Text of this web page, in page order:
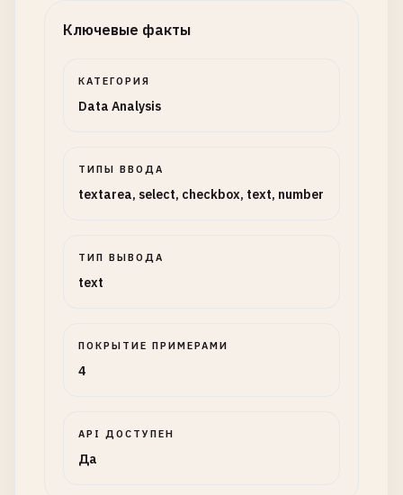
Ключевые факты
КАТЕГОРИЯ
Data Analysis
ТИПЫ ВВОДА
textarea, select, checkbox, text, number
ТИП ВЫВОДА
text
ПОКРЫТИЕ ПРИМЕРАМИ
4
API ДОСТУПЕН
Да